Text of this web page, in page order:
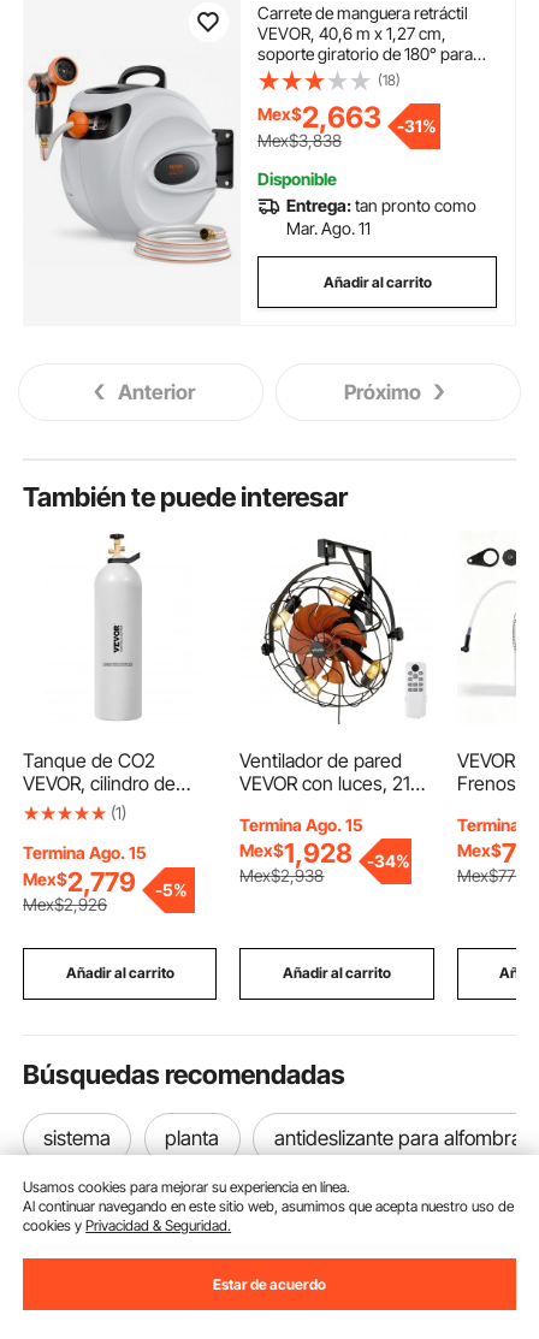
Carrete de manguera retráctil
VEVOR, 40,6 m x 1,27 cm,
soporte giratorio de 180° para
montaje en pared, carrete de
manguera de jardín con boquilla
de 9 patrones, rebobinado
automático, bloqueo a cualquier
longitud y sistema de retorno
lento.
(18)
Mex$2,663
Mex$3,838
-31%
Disponible
Entrega:tan pronto como
Mar. Ago. 11
Añadir al carrito
Anterior Próximo
También te puede interesar
Tanque de CO2
VEVOR, cilindro de
aleación de aluminio
tanque de aire de CO2
con revestimiento de
pulverización ligero,
válvula CGA320,
manija y presión
ajustable, cilindro
refrescos
(1)
Termina Ago. 15
Mex$2,779
Mex$2,926
-5%
Añadir al carrito
Ventilador de pared
VEVOR con luces, 21
remoto, 6 velocidades,
temporizador,
inclinación ajustable de
(compatible con 4
casquillos E26, sin
Termina Ago. 15
Mex$1,928
Mex$2,938
-34%
Añadir al carrito
VEVOR
Frenos
con 4
para
Botella
Mayoría
Termina
Mex$
Mex$775
Búsquedas recomendadas
sistema planta antideslizante para alfombra
Usamos cookies para mejorar su experiencia en línea.
Al continuar navegando en este sitio web, asumimos que acepta nuestro uso de
cookies yPrivacidad & Seguridad.
Estar de acuerdo